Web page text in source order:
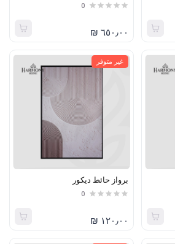
0
٦٥٠٫٠٠ ₪
غير متوفر
برواز حائط ديكور
0
١٢٠٫٠٠ ₪